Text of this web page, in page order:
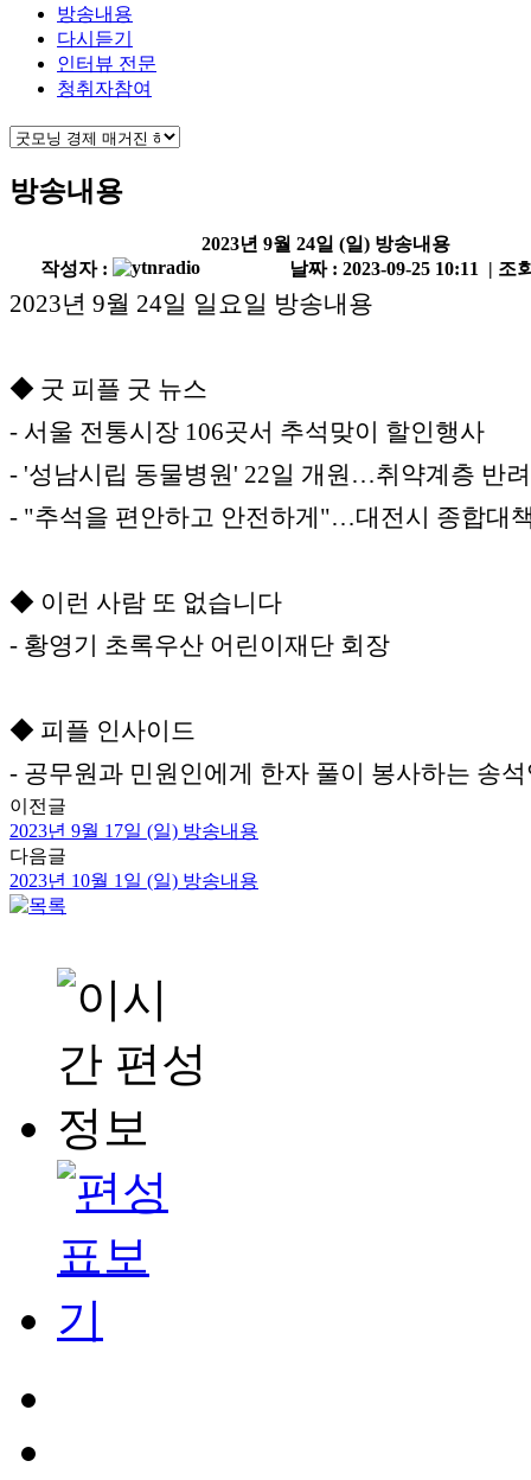
방송내용
다시듣기
인터뷰 전문
청취자참여
방송내용
2023년 9월 24일 (일) 방송내용
작성자 :
날짜 : 2023-09-25 10:11 | 조
2023년 9월 24일 일요일 방송내용
◆ 굿 피플 굿 뉴스
- 서울 전통시장 106곳서 추석맞이 할인행사
- '성남시립 동물병원' 22일 개원…취약계층 반
- "추석을 편안하고 안전하게"…대전시 종합대
◆ 이런 사람 또 없습니다
- 황영기 초록우산 어린이재단 회장
◆ 피플 인사이드
- 공무원과 민원인에게 한자 풀이 봉사하는 송
이전글
2023년 9월 17일 (일) 방송내용
다음글
2023년 10월 1일 (일) 방송내용